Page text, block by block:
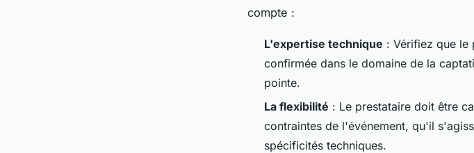
compte :
L'expertise technique : Vérifiez que le
confirmée dans le domaine de la
pointe.
La flexibilité : Le prestataire doit être
contraintes de l'événement, qu'il
spécificités techniques.